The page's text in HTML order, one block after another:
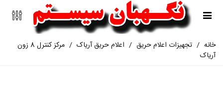
خانه / تجهیزات اعلام حریق / اعلام حریق آریاک /
مرکز کنترل 8 زون
آریاک